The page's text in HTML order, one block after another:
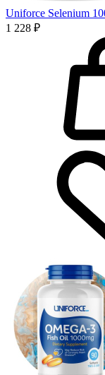
Uniforce Selenium
1 228 ₽